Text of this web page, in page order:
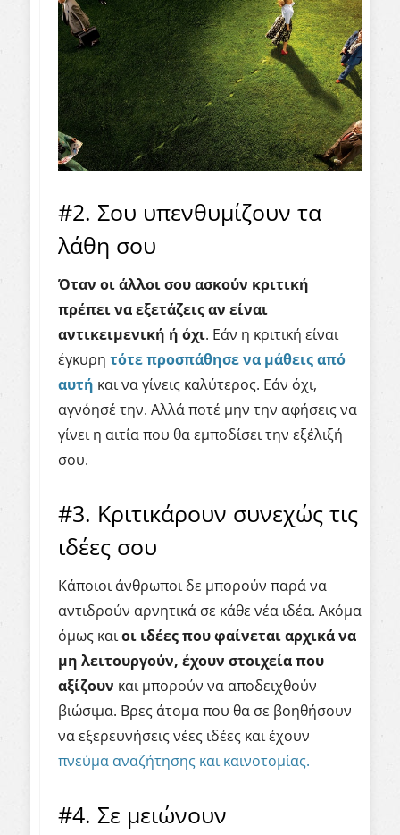
#2. Σου υπενθυμίζουν τα
λάθη σου
Όταν οι άλλοι σου ασκούν κριτική
πρέπει να εξετάζεις αν είναι
αντικειμενική ή όχι. Εάν η κριτική είναι
έγκυρη τότε προσπάθησε να μάθεις από
αυτή και να γίνεις καλύτερος. Εάν όχι,
αγνόησέ την. Αλλά ποτέ μην την αφήσεις να
γίνει η αιτία που θα εμποδίσει την εξέλιξή
σου.
#3. Κριτικάρουν συνεχώς τις
ιδέες σου
Κάποιοι άνθρωποι δε μπορούν παρά να
αντιδρούν αρνητικά σε κάθε νέα ιδέα. Ακόμα
όμως καιοι ιδέες που φαίνεται αρχικά να
μη λειτουργούν, έχουν στοιχεία που
αξίζουν και μπορούν να αποδειχθούν
βιώσιμα. Βρες άτομα που θα σε βοηθήσουν
να εξερευνήσεις νέες ιδέες και έχουν
πνεύμα αναζήτησης και καινοτομίας.
#4. Σε μειώνουν